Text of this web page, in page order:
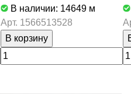
В наличии: 14649 м
Арт. 1566513528
В корзину